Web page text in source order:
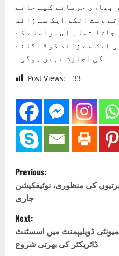
بھاری جرمانے کیے جاتے
وقت انکو ایک سے زائد
جاتا تھا۔ اس مراسلے کے
ایک سے زائد کوڈ لگانے
کی اجازت نہیں ہوگی۔
Post Views: 33
P
o
s
t
Previous:
میں 3 ہزار بھرتیوں کی منظوری، نوٹیفکیشن
جاری
Next:
ڈویلیپمنٹ میں اسسٹنٹ
ڈائریکٹر کی بھرتی شروع